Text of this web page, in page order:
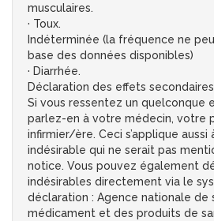
musculaires.
· Toux.
Indéterminée (la fréquence ne
base des données disponibles)
· Diarrhée.
Déclaration des effets secondaires
Si vous ressentez un quelconque
parlez-en à votre médecin, votre
infirmier/ère. Ceci s’applique
indésirable qui ne serait pas
notice. Vous pouvez également
indésirables directement via le
déclaration : Agence nationale de
médicament et des produits de